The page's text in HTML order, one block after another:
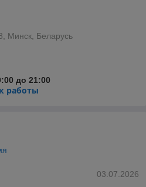
Минск, Беларусь
до 21:00
работы
03.07.2026